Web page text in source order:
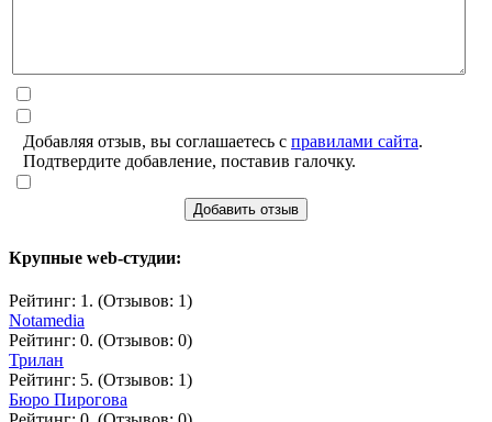
Добавляя отзыв, вы соглашаетесь с правилами сайта.
Подтвердите добавление, поставив галочку.
Добавить отзыв
Крупные web-студии:
Рейтинг: 1. (Отзывов: 1)
Notamedia
Рейтинг: 0. (Отзывов: 0)
Трилан
Рейтинг: 5. (Отзывов: 1)
Бюро Пирогова